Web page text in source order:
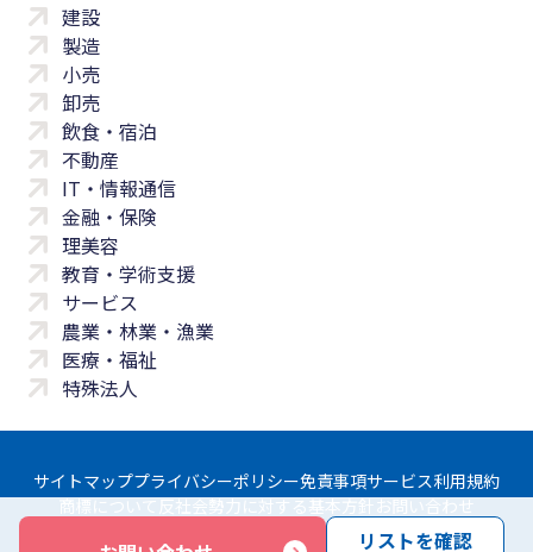
リストを確認
建設
製造
小売
卸売
飲食・宿泊
不動産
IT・情報通信
金融・保険
理美容
教育・学術支援
サービス
農業・林業・漁業
医療・福祉
特殊法人
サイトマッププライバシーポリシー免責事項サービス利用規約
商標について反社会勢力に対する基本方針お問い合わせ